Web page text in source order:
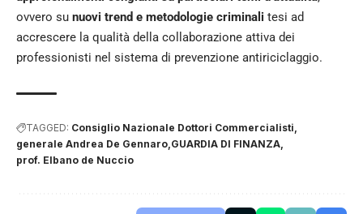
ovvero su nuovi trend e metodologie criminali tesi ad
accrescere la qualità della collaborazione attiva dei
professionisti nel sistema di prevenzione antiriciclaggio.
TAGGED: Consiglio Nazionale Dottori Commercialisti
generale Andrea De Gennaro GUARDIA DI FINANZA
prof. Elbano de Nuccio